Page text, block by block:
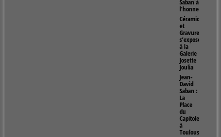
Saban à
l’honneur
Céramiques
et
Gravures
s’exposent
à la
Galerie
Josette
Joulia
Jean-
David
Saban :
La
Place
du
Capitole
à
Toulouse